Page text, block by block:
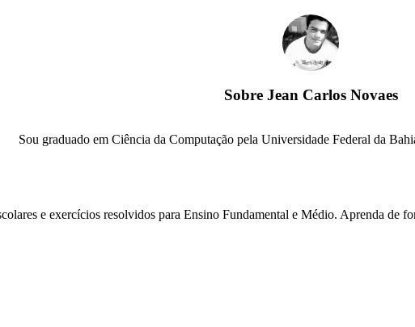
Sobre Jean Carlos Novaes
Sou graduado em Ciência da Computação pela Universidade Federal da
e exercícios resolvidos para Ensino Fundamental e Médio. Aprenda de